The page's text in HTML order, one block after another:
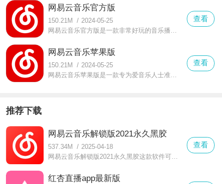
网易云音乐官方版
150.21M / 2024-05-25
网易云音乐官方版是一款非常好玩的音乐播放类软件，在这款网易云音乐中玩家可以更好的享受到各种各样的音乐资源，在这里你可以更好的享受奇妙的冒险
查看
网易云音乐苹果版
150.21M / 2024-05-25
查看
推荐下载
网易云音乐解锁版2021永久黑胶
537.34M / 2025-04-18
网易云音乐解锁版2021永久黑胶这款软件可谓是最为火热的一款音乐播放器了，无论是丰富的功能还是贴心的社区服务等都是这款网易云音乐解锁版2021永久黑胶不可不提的优点。
查看
红杏直播app最新版